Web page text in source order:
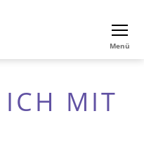
Menü
MIT